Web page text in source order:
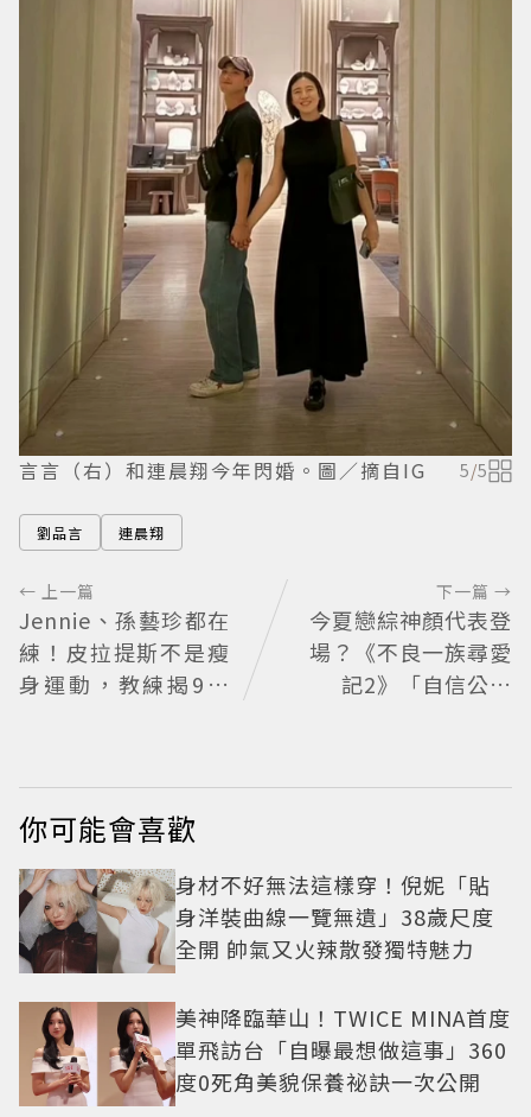
言言（右）和連晨翔今年閃婚。圖／摘自IG 5/5
劉品言 連晨翔
← 上一篇
Jennie、孫藝珍都在
練！皮拉提斯不是瘦
身運動，教練揭9大
下一篇 →
今夏戀綜神顏代表登
場？《不良一族尋愛
記2》「自信公關
闆
你可能會喜歡
身材不好無法這樣穿！倪妮「貼
身洋裝曲線一覽無遺」38歲尺度
全開 帥氣又火辣散發獨特魅力
美神降臨華山！TWICE MINA首度
單飛訪台「自曝最想做這事」360
度0死角美貌保養祕訣一次公開